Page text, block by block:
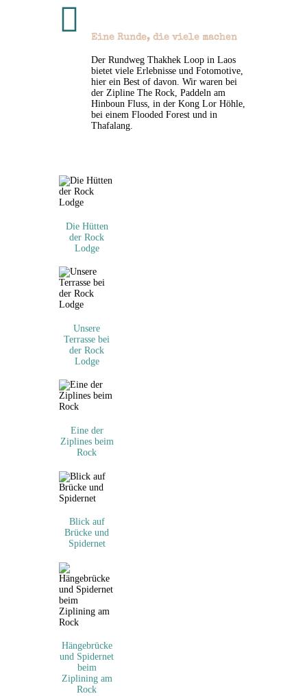
 Eine Runde, die viele machen
Der Rundweg Thakhek Loop in Laos
bietet viele Erlebnisse und Fotomotive,
hier ein Best of davon. Wir waren bei
der Zipline The Rock, Paddeln am
Hinboun Fluss, in der Kong Lor Höhle,
bei einem Flooded Forest und in
Thafalang.
Die Hütten
der Rock
Lodge
Unsere
Terrasse bei
der Rock
Lodge
Eine der
Ziplines beim
Rock
Blick auf
Brücke und
Spidernet
Hängebrücke
und Spidernet
beim
Ziplining am
Rock